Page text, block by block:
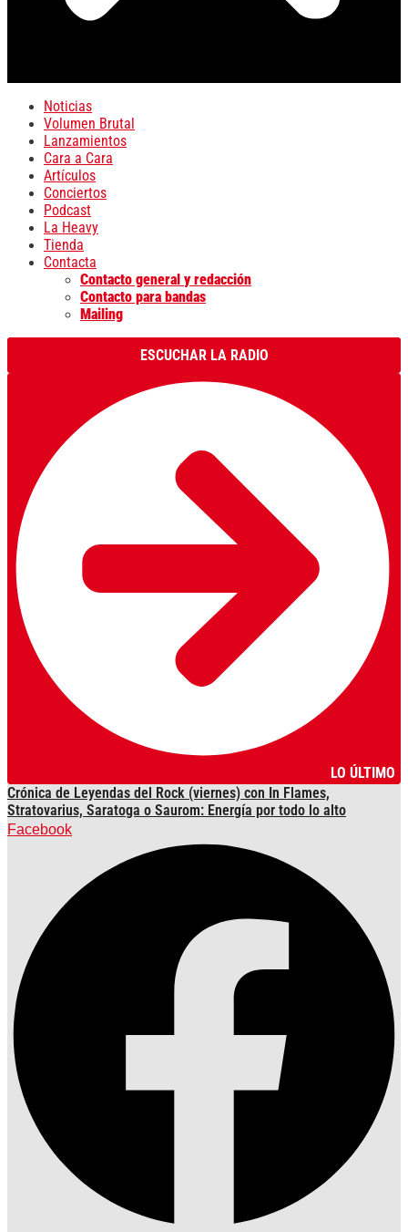
Noticias
Volumen Brutal
Lanzamientos
Cara a Cara
Artículos
Conciertos
Podcast
La Heavy
Tienda
Contacta
Contacto general y redacción
Contacto para bandas
Mailing
ESCUCHAR LA RADIO
LO ÚLTIMO
Crónica de Leyendas del Rock (viernes) con In Flames,
Stratovarius, Saratoga o Saurom: Energía por todo lo alto
Facebook